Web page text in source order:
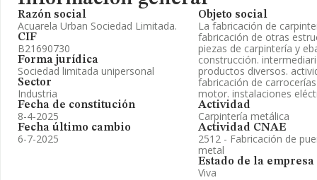
Razón social
Acuarela Urban Sociedad Limitada.
CIF
B21690730
Forma jurídica
Sociedad limitada unipersonal
Sector
Industria
Fecha de constitución
8-4-2025
Fecha último cambio
6-7-2025
Objeto social
La fabricación de
fabricación de otras
piezas de carpintería y
construcción.
productos diversos.
fabricación de
motor. instalaciones
Actividad
Carpintería metálica
Actividad CNAE
2512 - Fabricación de
metal
Estado de la empresa
Viva